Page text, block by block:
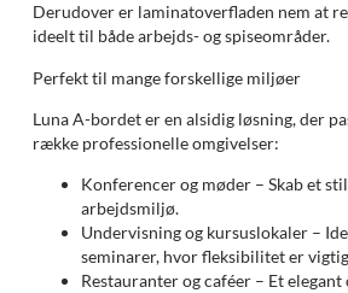
Derudover er laminatoverfladen nem at
ideelt til både arbejds- og spiseområder.
Perfekt til mange forskellige miljøer
Luna A-bordet er en alsidig løsning, der
række professionelle omgivelser:
Konferencer og møder – Skab et
arbejdsmiljø.
Undervisning og kursuslokaler –
seminarer, hvor fleksibilitet er
Restauranter og caféer – Et